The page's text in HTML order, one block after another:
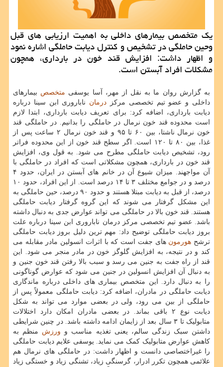
یك متخصص بیمارهای داخلی به اهمیت ارزیابی های قبل
وحین حاملگی در تشخیص و كنترل دیابت حاملگی اشاره نمود
و اظهار داشت: افزایش قند خون در بارداری، همچون
مشكلات افراد آبستن است.
به گزارش روان ما به نقل از مهر، آسا یوسفی متخصص بیمارهای
داخلی و عضو تیم تخصصی مرکز درمان ناباروری ابن سینا درباره
دیابت بارداری، اضافه کرد: برای تعریف دیابت بارداری، ابتدا لازم
است محدوده قند خون نرمال در حاملگی را بدانیم. در حاملگی قند
خون نرمال ناشتا، بین ۶۰ تا ۹۵ و قند خون نرمال ۲ ساعت پس از
غذا، بین ۸۰ تا ۱۲۰ است. اگر سطح قند خون از این محدوده فراتر
رود، تشخیص دیابت حاملگی مطرح می شود. به قول وی، افزایش
قند خون در بارداری، همچون مشکلاتی است که افراد در حاملگی با
آن مواجهند. میزان شیوع آن در خانم های آبستن در ایران، حدود ۴
درصد و در جوامع مختلف ۳ تا ۱۴ درصد است. از این افراد، حدود ۱۰
درصد، از قبل به دیابت مبتلا هستند و حدود ۹۰ درصد، حین حاملگی به
این مشکل گرفتار می شوند که این گروه گرفتار دیابت حاملگی
هستند. قند خون بالا در حاملگی می تواند عوارض جدی به دنبال داشته
باشد. عضو تیم تخصصی مرکز درمان ناباروری ابن سینا درباره علت
بروز دیابت حاملگی توضیح داد: مهم ترین دلیل بروز دیابت حاملگی
ترشح هورمون های جفت است که با اثرات انسولین مادر مقابله می
کند و در نتیجه، به افزایش گلوگز خون در مادر منجر می شود. این
قند از راه جفت به جنین می رسد و سبب بالا رفتن قند خون جنین و
به دنبال آن افزایش انسولین در جنین می شود که عوارض گوناگونی
را به دنبال دارد. این متخصص بیماری های داخلی درباره ماندگاری
دیابت حاملگی در مادران، اضافه کرد: دیابت حاملگی معمولاً پس از
حاملگی از بین می رود، ولی در بعضی موارد می تواند به شکل
دیابت نوع ۲ باقی بماند. در بعضی مادران امکان دارد اختلالات
متابولیک تا ۳ سال بعد از زایمان ادامه داشته باشد. در چنین شرایطی
داشتن سبک زندگی سالم، یعنی تغذیه مناسب و ورزش منظم به
کاهش عوارض متابولیک کمک می نماید. یوسفی علایم دیابت حاملگی
را غیراختصاصی دانست و اظهار داشت: در حاملگی های نرمال هم
علائمی همچون تکرر ادرار، گرسنگی زیاد، تشنگی زیاد و خستگی زیاد